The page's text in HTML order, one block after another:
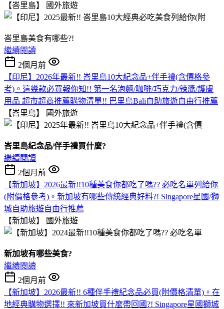
【峇里島】
國外旅遊
峇里島美食有哪些?!
繼續閱讀
2個月前
【印尼】2026年最新!! 峇里島10大紀念品+伴手禮(含價格參
考)。這幾款必買報你知!! 第一名泡麵/咖啡/巧克力/辣醬/護膚
用品 超市超商推薦購物清單!! 巴里島Bali自助旅遊自由行推薦
【峇里島】
國外旅遊
峇里島紀念品/伴手禮買什麼?
繼續閱讀
2個月前
【新加坡】2026最新!!10種美食你都吃了嗎?? 必吃名單列給你
(附價格參考)。新加坡有哪些傳統經典好料?! Singapore星國/獅
城自助旅遊自由行推薦
【新加坡】
國外旅遊
新加坡有哪些美食?
繼續閱讀
2個月前
【新加坡】2026最新!! 6種伴手禮紀念品必買(附價格清單)。在
地經典購物選擇!! 來新加坡買什麼帶回國?! Singapore星國獅城